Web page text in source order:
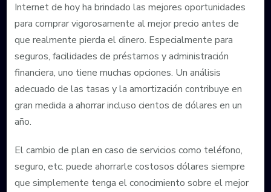
Internet de hoy ha brindado las mejores oportunidades
para comprar vigorosamente al mejor precio antes de
que realmente pierda el dinero. Especialmente para
seguros, facilidades de préstamos y administración
financiera, uno tiene muchas opciones. Un análisis
adecuado de las tasas y la amortización contribuye en
gran medida a ahorrar incluso cientos de dólares en un
año.
El cambio de plan en caso de servicios como teléfono,
seguro, etc. puede ahorrarle costosos dólares siempre
que simplemente tenga el conocimiento sobre el mejor